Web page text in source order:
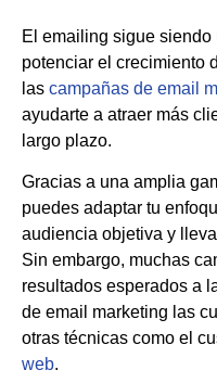
El emailing sigue
potenciar el crecimiento
las campañas de email
ayudarte a atraer más
largo plazo.
Gracias a una amplia
puedes adaptar tu
audiencia objetiva y
Sin embargo, muchas
resultados esperados a
de email marketing las
otras técnicas como el
web.